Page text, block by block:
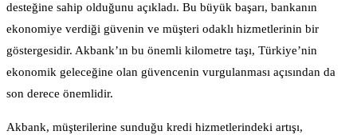
desteğine sahip olduğunu açıkladı. Bu büyük başarı, bankanın
ekonomiye verdiği güvenin ve müşteri odaklı hizmetlerinin bir
göstergesidir. Akbank’ın bu önemli kilometre taşı, Türkiye’nin
ekonomik geleceğine olan güvencenin vurgulanması açısından da
son derece önemlidir.
Akbank, müşterilerine sunduğu kredi hizmetlerindeki artışı,